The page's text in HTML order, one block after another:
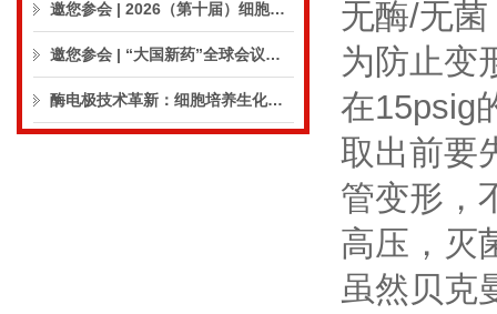
邀您参会 | 2026（第十届）细胞外囊泡合规与临床应用大会
邀您参会 | “大国新药”全球会议（CPIC2026）
酶电极技术革新：细胞培养生化分析仪实现精准在线监测
无酶/无菌
为防止变
在15psig
取出前要
管变形，
高压，灭
虽然贝克